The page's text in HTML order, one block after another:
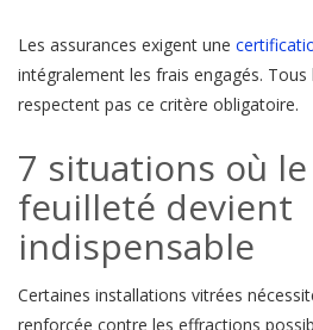
Les assurances exigent une
intégralement les frais engagés. Tous
respectent pas ce critère obligatoire.
7 situations où
feuilleté devient
indispensable
Certaines installations vitrées
renforcée contre les effractions